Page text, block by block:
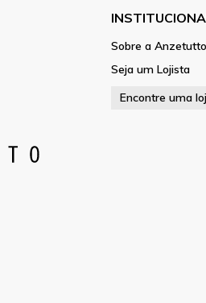
Sobre a Anzetutto
Seja um Lojista
Encontre uma